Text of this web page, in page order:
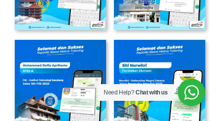
Need Help?Chat with us